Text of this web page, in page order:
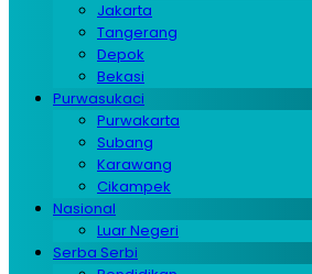
Jakarta
Tangerang
Depok
Bekasi
Purwasukaci
Purwakarta
Subang
Karawang
Cikampek
Nasional
Luar Negeri
Serba Serbi